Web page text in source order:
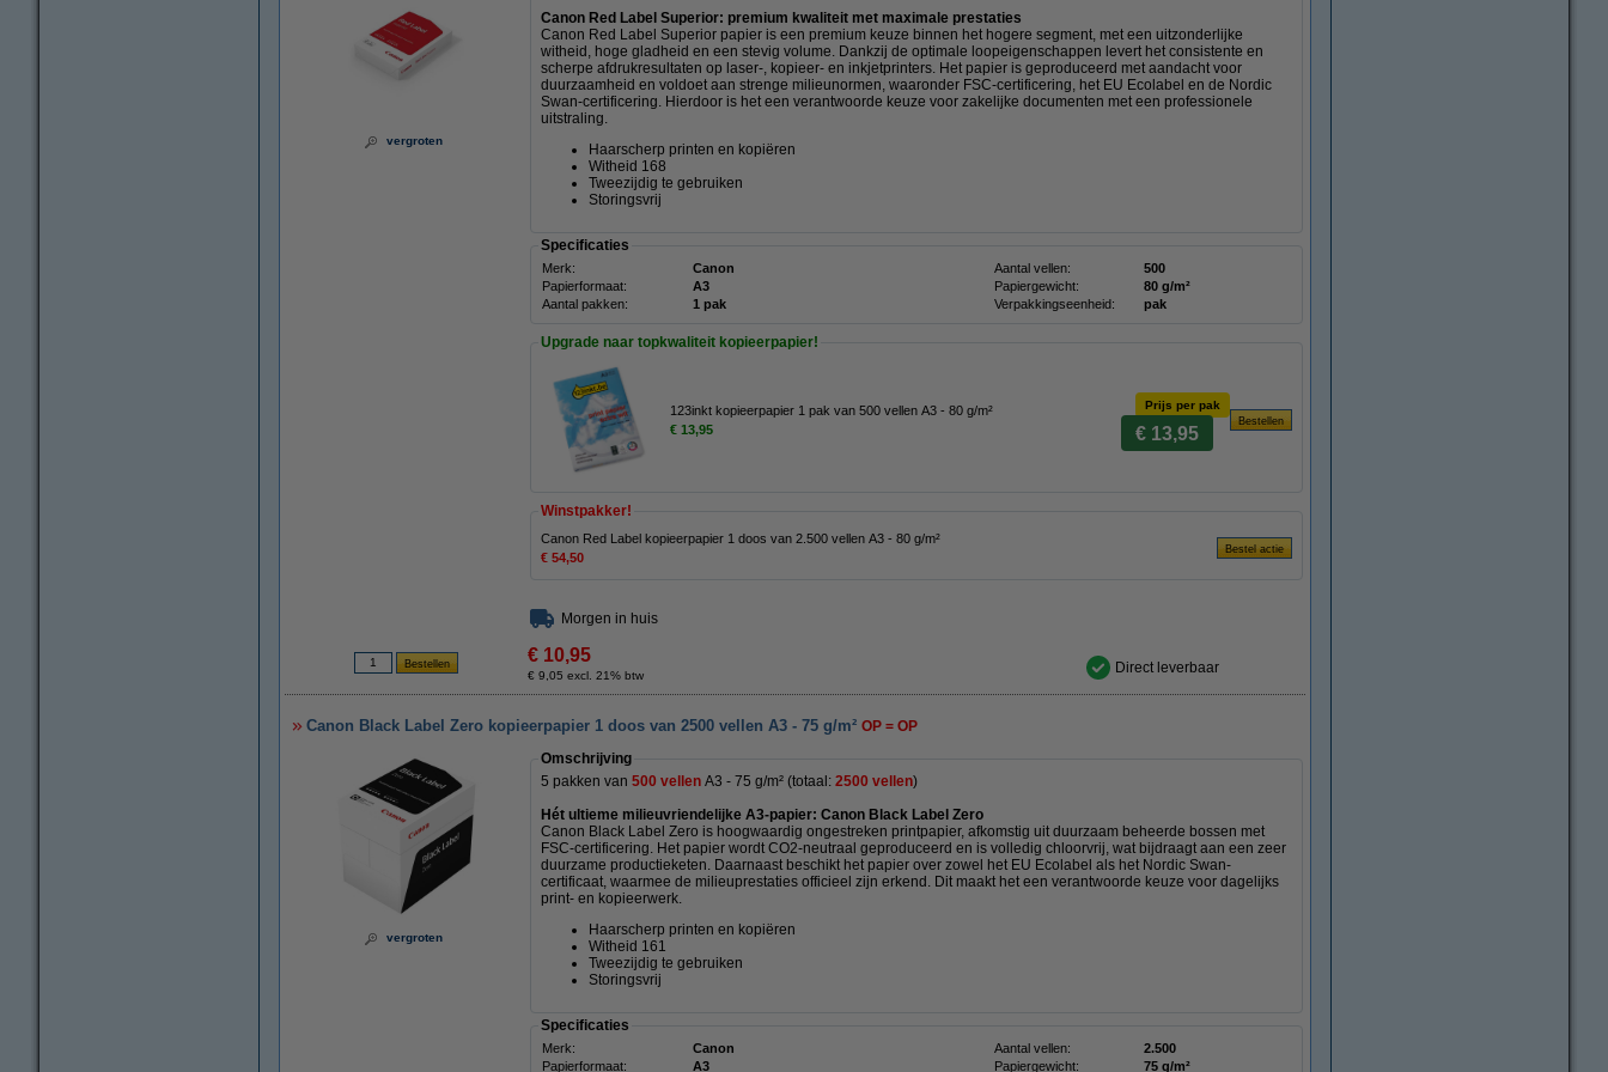
vergroten
Canon Red Label Superior: premium kwaliteit met maximale prestaties
Canon Red Label Superior papier is een premium keuze binnen het hogere segment, met een uitzonderlijke
witheid, hoge gladheid en een stevig volume. Dankzij de optimale loopeigenschappen levert het consistente en
scherpe afdrukresultaten op laser-, kopieer- en inkjetprinters. Het papier is geproduceerd met aandacht voor
duurzaamheid en voldoet aan strenge milieunormen, waaronder FSC-certificering, het EU Ecolabel en de Nordic
Swan-certificering. Hierdoor is het een verantwoorde keuze voor zakelijke documenten met een professionele
uitstraling.
Haarscherp printen en kopiëren
Witheid 168
Tweezijdig te gebruiken
Storingsvrij
Specificaties
Merk: Canon Aantal vellen:
500
Papierformaat:
A3 Papiergewicht:
80 g/m²
Aantal pakken:
1 pak Verpakkingseenheid: pak
Upgrade naar topkwaliteit kopieerpapier!
123inkt kopieerpapier 1 pak van 500 vellen A3 - 80 g/m²
€ 13,95
Prijs per pak
€ 13,95
Winstpakker!
Canon Red Label kopieerpapier 1 doos van 2.500 vellen A3 - 80 g/m²
€ 54,50
Morgen in huis
€ 10,95
€ 9,05 excl. 21% btw Direct leverbaar
Canon Black Label Zero kopieerpapier 1 doos van 2500 vellen A3 - 75 g/m² OP = OP
vergroten
Omschrijving
5 pakken van 500 vellen A3 - 75 g/m² (totaal: 2500 vellen)
Hét ultieme milieuvriendelijke A3-papier: Canon Black Label Zero
Canon Black Label Zero is hoogwaardig ongestreken printpapier, afkomstig uit duurzaam beheerde bossen met
FSC-certificering. Het papier wordt CO2-neutraal geproduceerd en is volledig chloorvrij, wat bijdraagt aan een zeer
duurzame productieketen. Daarnaast beschikt het papier over zowel het EU Ecolabel als het Nordic Swan-
certificaat, waarmee de milieuprestaties officieel zijn erkend. Dit maakt het een verantwoorde keuze voor dagelijks
print- en kopieerwerk.
Haarscherp printen en kopiëren
Witheid 161
Tweezijdig te gebruiken
Storingsvrij
Specificaties
Merk: Canon Aantal vellen:
2.500
Papierformaat:
A3 Papiergewicht: 75 g/m²